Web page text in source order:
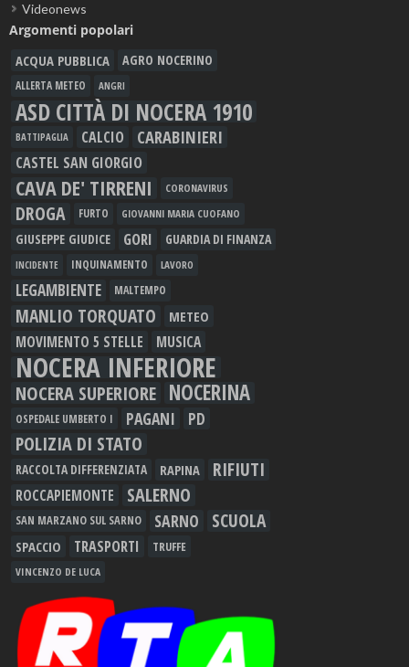
Videonews
Argomenti popolari
ACQUA PUBBLICA AGRO NOCERINO
ALLERTA METEO ANGRI
ASD CITTÀ DI NOCERA 1910
BATTIPAGLIA CALCIO CARABINIERI
CASTEL SAN GIORGIO
CAVA DE' TIRRENI CORONAVIRUS
DROGA FURTO GIOVANNI MARIA CUOFANO
GIUSEPPE GIUDICE GORI GUARDIA DI FINANZA
INCIDENTE INQUINAMENTO LAVORO
LEGAMBIENTE MALTEMPO
MANLIO TORQUATO METEO
MOVIMENTO 5 STELLE MUSICA
NOCERA INFERIORE
NOCERA SUPERIORE NOCERINA
OSPEDALE UMBERTO I PAGANI PD
POLIZIA DI STATO
RACCOLTA DIFFERENZIATA RAPINA RIFIUTI
ROCCAPIEMONTE SALERNO
SAN MARZANO SUL SARNO SARNO SCUOLA
SPACCIO TRASPORTI TRUFFE
VINCENZO DE LUCA